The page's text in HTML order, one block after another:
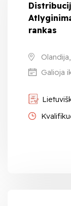
rankas
Galioja